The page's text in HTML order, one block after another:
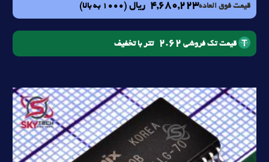
قیمت فوق العاده4,680,223 ریال (1000 به بالا)
قیمت تک فروشی 2.62 تتر با تخفیف